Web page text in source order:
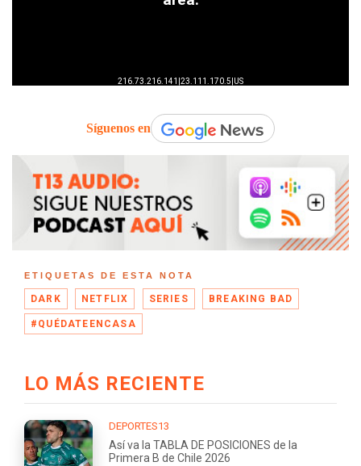
Síguenos en
ETIQUETAS DE ESTA NOTA
DARK NETFLIX SERIES BREAKING BAD
#QUÉDATEENCASA
LO MÁS RECIENTE
DEPORTES13
Así va la TABLA DE POSICIONES de la
Primera B de Chile 2026